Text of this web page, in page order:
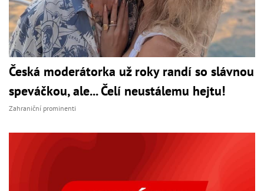
Česká moderátorka už roky randí so slávnou
speváčkou, ale... Čelí neustálemu hejtu!
Zahraniční prominenti